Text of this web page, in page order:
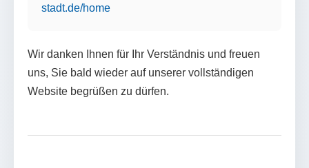
stadt.de/home
Wir danken Ihnen für Ihr Verständnis und freuen
uns, Sie bald wieder auf unserer vollständigen
Website begrüßen zu dürfen.